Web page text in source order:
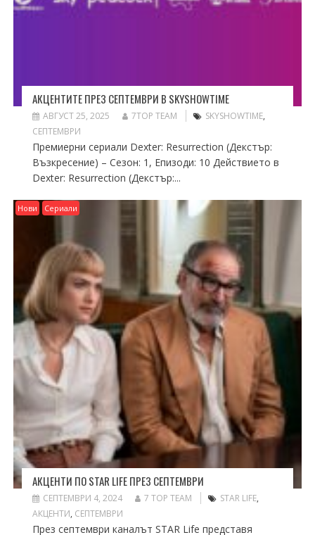
АКЦЕНТИТЕ ПРЕЗ СЕПТЕМВРИ В SKYSHOWTIME
АВГУСТ 25, 2025 7TOP TEAM SKYSHOWTIME,
СЕПТЕМВРИ
Премиерни сериали Dexter: Resurrection (Декстър:
Възкресение) – Сезон: 1, Епизоди: 10 Действието в
Dexter: Resurrection (Декстър:...
Нови Сериали
АКЦЕНТИ ПО STAR LIFE ПРЕЗ СЕПТЕМВРИ
СЕПТЕМВРИ 4, 2024 7 TOP TEAM STAR LIFE,
АКЦЕНТИ, СЕПТЕМВРИ
През септември каналът STAR Life представя